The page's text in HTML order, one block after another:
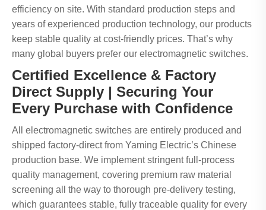
efficiency on site. With standard production steps and
years of experienced production technology, our products
keep stable quality at cost-friendly prices. That’s why
many global buyers prefer our electromagnetic switches.
Certified Excellence & Factory
Direct Supply | Securing Your
Every Purchase with Confidence
All electromagnetic switches are entirely produced and
shipped factory-direct from Yaming Electric’s Chinese
production base. We implement stringent full-process
quality management, covering premium raw material
screening all the way to thorough pre-delivery testing,
which guarantees stable, fully traceable quality for every